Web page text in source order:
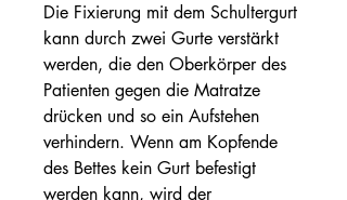
Die Fixierung mit dem Schultergurt
kann durch zwei Gurte verstärkt
werden, die den Oberkörper des
Patienten gegen die Matratze
drücken und so ein Aufstehen
verhindern. Wenn am Kopfende
des Bettes kein Gurt befestigt
werden kann, wird der